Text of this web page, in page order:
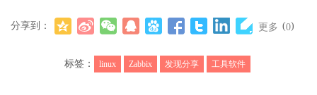
分享到： 更多 (0)
标签： linux Zabbix 发现分享 工具软件